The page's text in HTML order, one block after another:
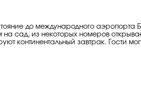
до международного аэропорта
сад, из некоторых номеров
континентальный завтрак. Гости